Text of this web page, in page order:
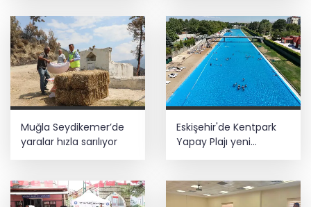
sağlayacak
Muğla Seydikemer’de
yaralar hızla sarılıyor
Eskişehir'de Kentpark
Yapay Plajı yeni